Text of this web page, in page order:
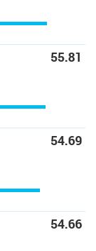
55.81
54.69
54.66